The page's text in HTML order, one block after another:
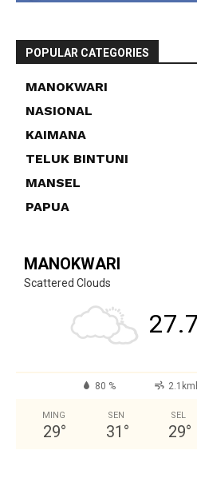
POPULAR CATEGORIES
MANOKWARI
NASIONAL
KAIMANA
TELUK BINTUNI
MANSEL
PAPUA
MANOKWARI
Scattered Clouds
27.7
80 %
MING
29°
SEN
31 °
SEL
29°